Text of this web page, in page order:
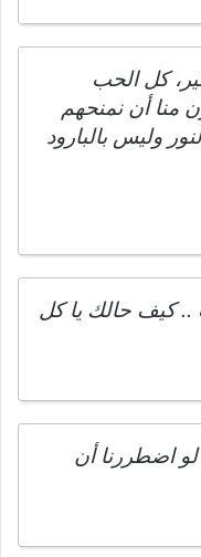
كل الحب
منا أن نمنحهم
وليس بالبارود
كيف حالك يا كل
اضطررنا أن